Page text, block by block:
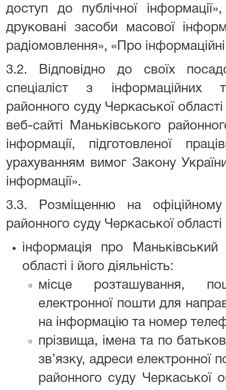
доступ до публічної
друковані засоби масової
радіомовлення», «Про
3.2. Відповідно до своїх
спеціаліст з інформаційних
районного суду Черкаської
веб-сайті Маньківського
інформації, підготовленої
урахуванням вимог Закону
інформації».
3.3. Розміщенню на офіційному
районного суду Черкаської області
інформація про
області і його діяльність:
місце розташування,
електронної пошти для
на інформацію та номер
прізвища, імена та по
зв’язку, адреси електронної
районного суду Черкаської